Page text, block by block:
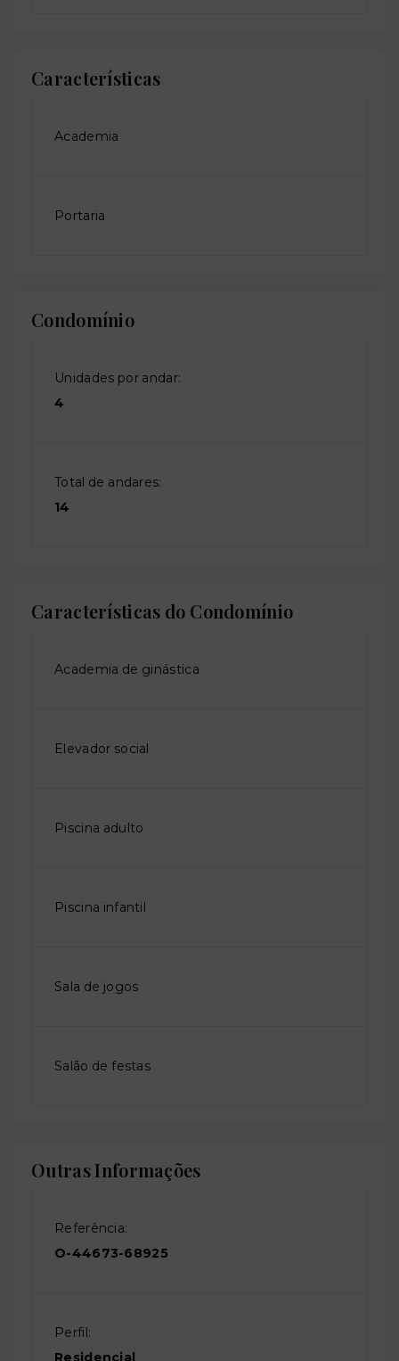
Características
Academia
Portaria
Condomínio
Unidades por andar:
4
Total de andares:
14
Características do Condomínio
Academia de ginástica
Elevador social
Piscina adulto
Piscina infantil
Sala de jogos
Salão de festas
Outras Informações
Referência:
O-44673-68925
Perfil:
Residencial